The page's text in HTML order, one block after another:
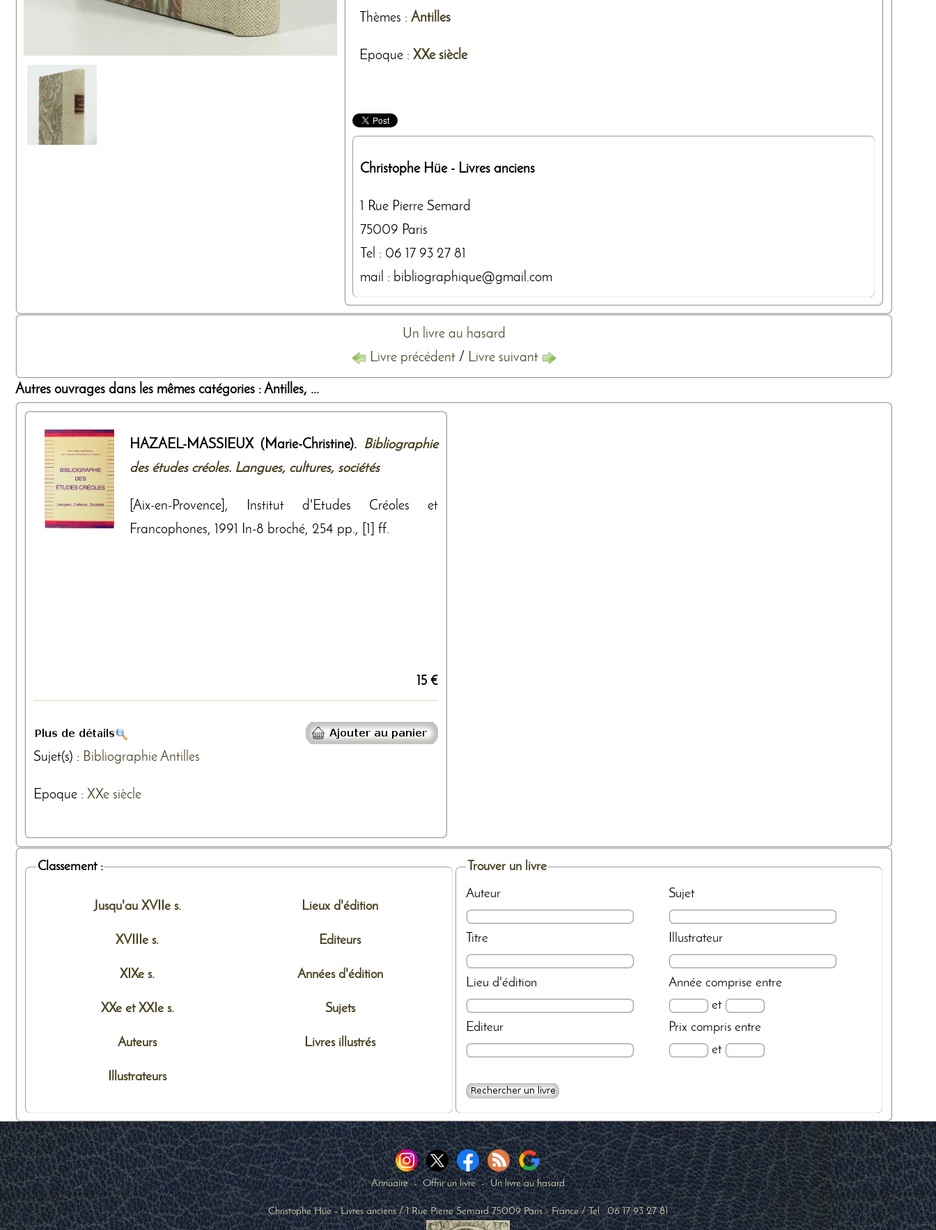
Thèmes : Antilles
Epoque : XXe siècle
Christophe Hüe- Livres anciens
1 Rue Pierre Semard
75009 Paris
Tel : 06 17 93 27 81
mail : bibliographique@gmail.com
Un livre au hasard
Livre précédent / Livre suivant
Autres ouvrages dans les mêmes catégories : Antilles, ...
HAZAEL-MASSIEUX (Marie-Christine). Bibliographie
des études créoles. Langues, cultures, sociétés
[Aix-en-Provence], Institut d'Etudes Créoles et
Francophones, 1991 In-8 broché, 254 pp., [1] ff.
15 €
Sujet(s) : Bibliographie Antilles
Epoque : XXe siècle
Classement :
Jusqu'au XVIIe s.
XVIIIe s.
XIXe s.
XXe et XXIe s.
Auteurs
Illustrateurs
Lieux d'édition
Editeurs
Années d'édition
Sujets
Livres illustrés
Trouver un livre
Auteur
Titre
Lieu d'édition
Editeur
Sujet
Illustrateur
Année comprise entre
et
Prix compris entre
et
Annuaire-Offrir un livre-Un livre au hasard
Christophe Hüe - Livres anciens /1 Rue Pierre Semard 75009 Paris-France / Tel :06 17 93 27 81